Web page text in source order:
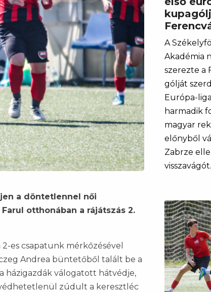
a döntetlennel női
otthonában a rájátszás 2.
es csapatunk mérkőzésével
Andrea büntetőből talált be a
házigazdák válogatott hátvédje,
zúdult a keresztléc
A
Akadémia
szerezte a
gólját
Európa-
harmadik
magyar
előnyből
Zabrze
visszavágót.